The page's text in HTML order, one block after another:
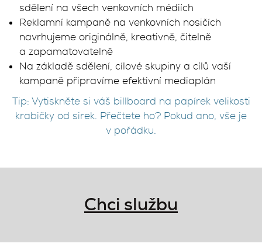
sdělení na všech venkovních médiích
Reklamní kampaně na venkovních nosičích
navrhujeme originálně, kreativně, čitelně
a zapamatovatelně
Na základě sdělení, cílové skupiny a cílů vaší
kampaně připravíme efektivní mediaplán
Tip: Vytiskněte si váš billboard na papírek velikosti
krabičky od sirek. Přečtete ho? Pokud ano, vše je
v pořádku.
Chci službu